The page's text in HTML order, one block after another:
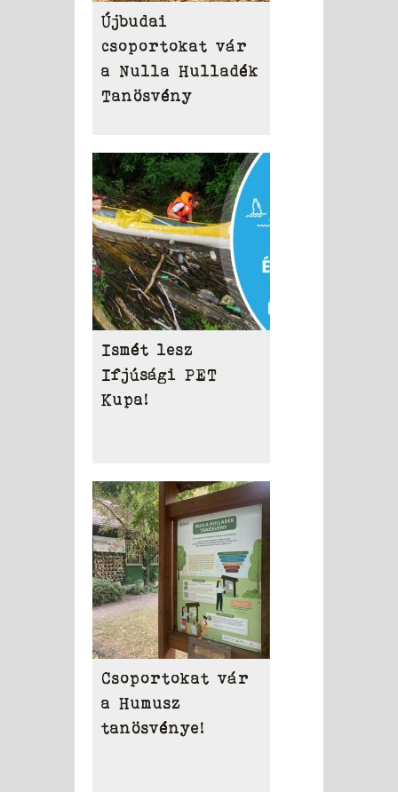
Újbudai
csoportokat vár
a Nulla Hulladék
Tanösvény
Ismét lesz
Ifjúsági PET
Kupa!
Csoportokat vár
a Humusz
tanösvénye!